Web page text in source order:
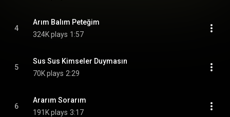
4
Arım Balım Peteğim
324K plays 1:57
5
Sus Sus Kimseler Duymasın
70K plays 2:29
6
Ararım Sorarım
191K plays 3:17